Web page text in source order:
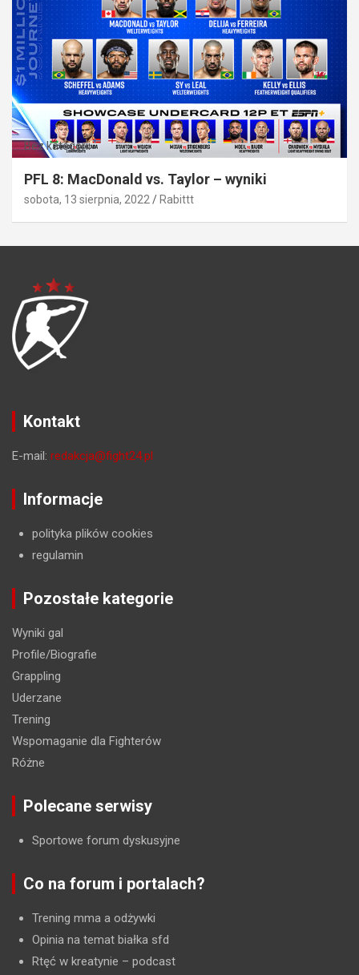
Bez kategorii
PFL 8: MacDonald vs. Taylor – wyniki
sobota, 13 sierpnia, 2022 Rabittt
Kontakt
E-mail: redakcja@fight24.pl
Informacje
polityka plików cookies
regulamin
Pozostałe kategorie
Wyniki gal
Profile/Biografie
Grappling
Uderzane
Trening
Wspomaganie dla Fighterów
Różne
Polecane serwisy
Sportowe forum dyskusyjne
Co na forum i portalach?
Trening mma a odżywki
Opinia na temat białka sfd
Rtęć w kreatynie – podcast